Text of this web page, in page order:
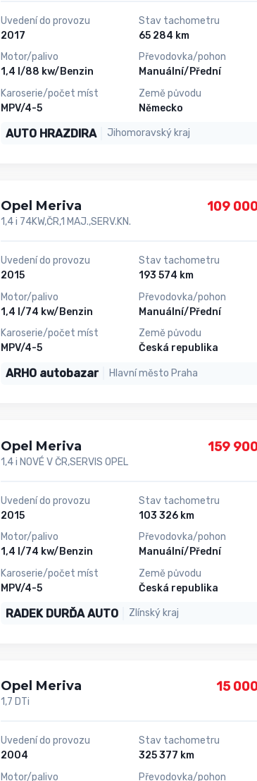
Uvedení do provozu
2017
Motor/palivo
1,4 l/88 kw/Benzin
Karoserie/počet míst
MPV/4-5
Stav tachometru
65 284 km
Převodovka/pohon
Manuální/Přední
Země původu
Německo
AUTO HRAZDIRA Jihomoravský kraj
Opel Meriva
1,4 i 74KW,ČR,1 MAJ.,SERV.KN.
109
Uvedení do provozu
2015
Motor/palivo
1,4 l/74 kw/Benzin
Karoserie/počet míst
MPV/4-5
Stav tachometru
193 574 km
Převodovka/pohon
Manuální/Přední
Země původu
Česká republika
ARHO autobazar Hlavní město Praha
Opel Meriva
1,4 i NOVÉ V ČR,SERVIS OPEL
159
Uvedení do provozu
2015
Motor/palivo
1,4 l/74 kw/Benzin
Karoserie/počet míst
MPV/4-5
Stav tachometru
103 326 km
Převodovka/pohon
Manuální/Přední
Země původu
Česká republika
RADEK DURĎA AUTO Zlínský kraj
Opel Meriva
1,7 DTi
15
Uvedení do provozu
2004
Motor/palivo
Stav tachometru
325 377 km
Převodovka/pohon